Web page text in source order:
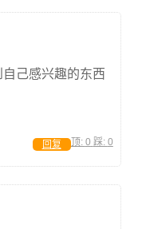
己感兴趣的东西
顶: 0 踩: 0
回复